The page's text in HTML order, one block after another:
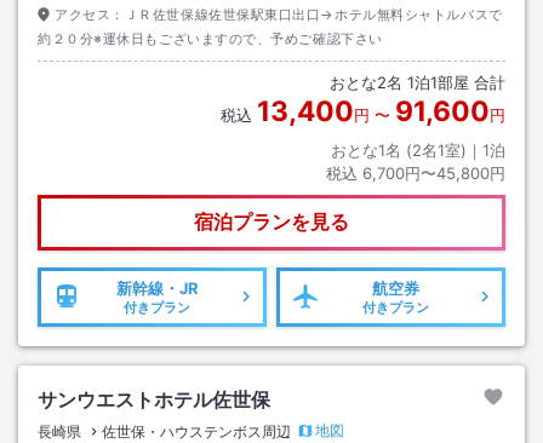
アクセス：
ＪＲ佐世保線佐世保駅東口出口→ホテル無料シャトルバスで
約２０分※運休日もございますので、予めご確認下さい
おとな2名 1泊1部屋 合計
税込 13,400円 〜 91,600円
おとな1名 (2名1室)｜ 1泊
税込 6,700円〜45,800円
宿泊プランを見る
新幹線・JR
付きプラン
航空券
付きプラン
サンウエストホテル佐世保
長崎県 佐世保・ハウステンボス周辺
地図